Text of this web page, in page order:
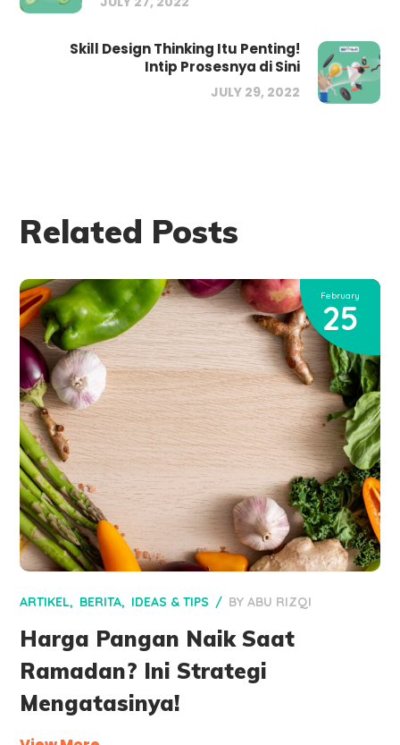
Skill Design Thinking Itu Penting!
Intip Prosesnya di Sini
JULY 29, 2022
Related Posts
February
25
ARTIKEL BERITA IDEAS & TIPS BYABU RIZQI
Harga Pangan Naik Saat
Ramadan? Ini Strategi
Mengatasinya!